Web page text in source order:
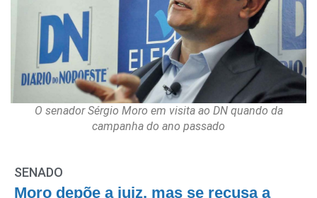
O senador Sérgio Moro em visita ao DN quando da
campanha do ano passado
SENADO
Moro depõe a juiz, mas se recusa a